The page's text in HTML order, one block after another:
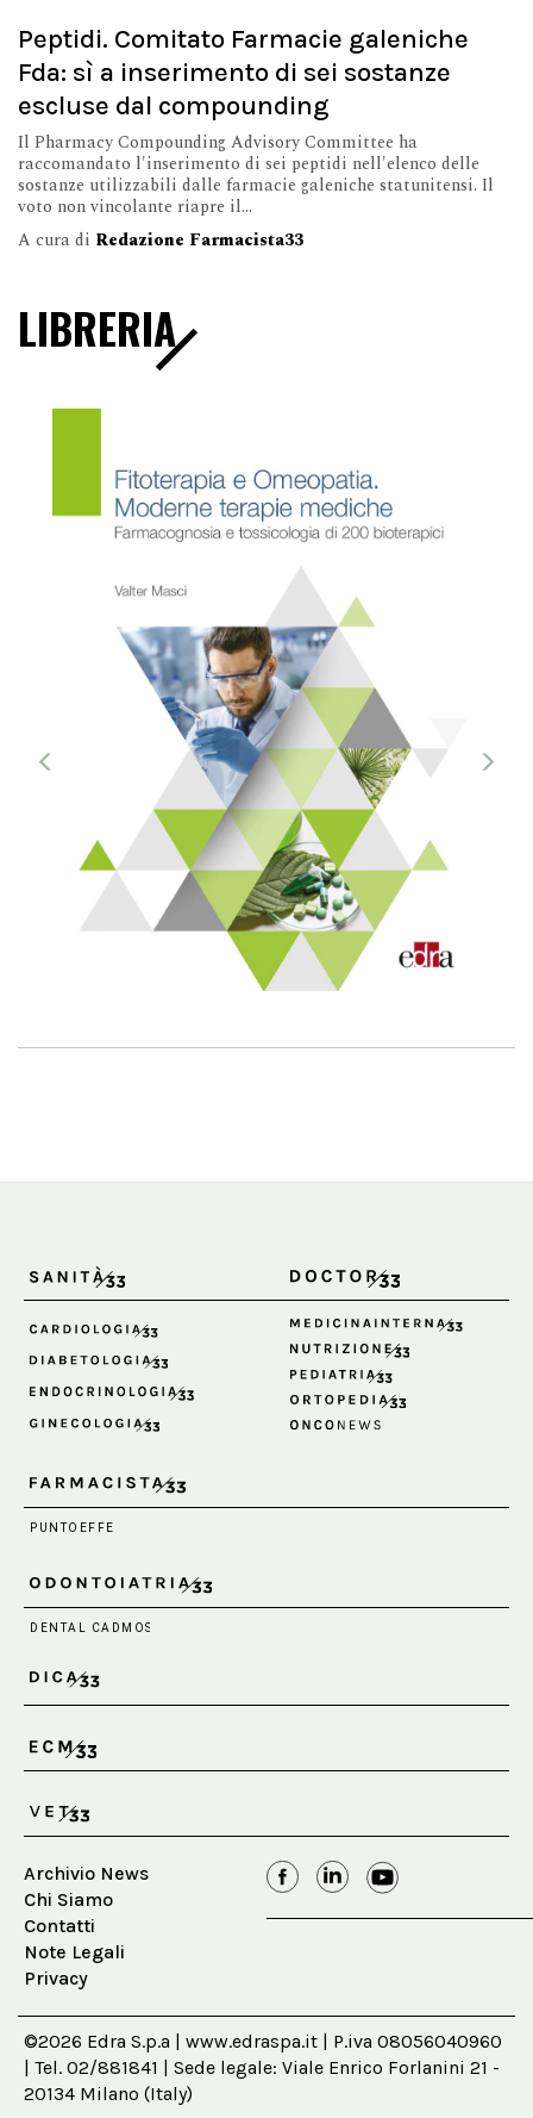
Peptidi. Comitato Farmacie galeniche
Fda: sì a inserimento di sei sostanze
escluse dal compounding
Il Pharmacy Compounding Advisory Committee ha
raccomandato l'inserimento di sei peptidi nell'elenco delle
sostanze utilizzabili dalle farmacie galeniche statunitensi. Il
voto non vincolante riapre il...
A cura di Redazione Farmacista33
LIBRERIA
Archivio News
Chi Siamo
Contatti
Note Legali
Privacy
©2026 Edra S.p.a | www.edraspa.it | P.iva 08056040960
| Tel. 02/881841 | Sede legale: Viale Enrico Forlanini 21 -
20134 Milano (Italy)